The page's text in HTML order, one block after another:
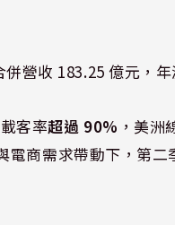
營收 183.25 億元，
客率超過 90% ，美
電商需求帶動下，第